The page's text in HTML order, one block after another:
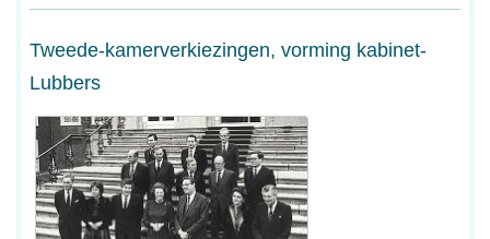
Tweede-kamerverkiezingen, vorming kabinet-
Lubbers